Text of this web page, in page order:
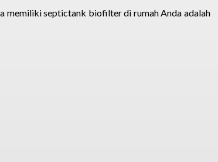
memiliki septictank biofilter di rumah Anda adalah